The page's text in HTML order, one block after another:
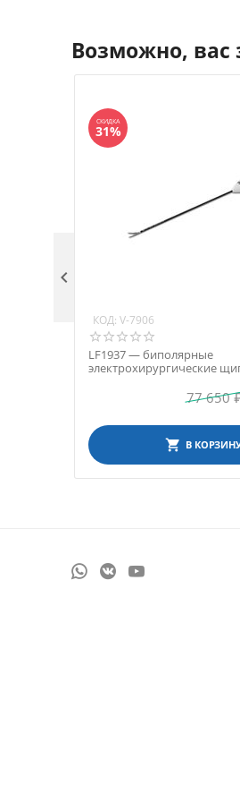
Возможно, вас
СКИДКА
31%
КОД: V-7906
LF1937 — биполярные
электрохирургические
77 650
В
